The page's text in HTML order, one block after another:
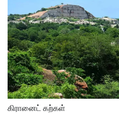
கிரானைட் கற்கள்